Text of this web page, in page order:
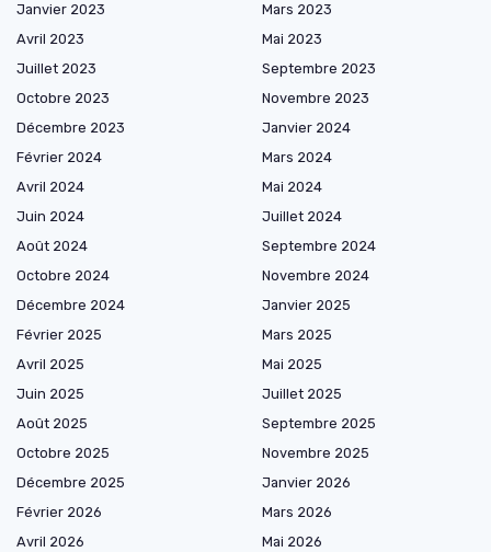
Janvier 2023
Mars 2023
Avril 2023
Mai 2023
Juillet 2023
Septembre 2023
Octobre 2023
Novembre 2023
Décembre 2023
Janvier 2024
Février 2024
Mars 2024
Avril 2024
Mai 2024
Juin 2024
Juillet 2024
Août 2024
Septembre 2024
Octobre 2024
Novembre 2024
Décembre 2024
Janvier 2025
Février 2025
Mars 2025
Avril 2025
Mai 2025
Juin 2025
Juillet 2025
Août 2025
Septembre 2025
Octobre 2025
Novembre 2025
Décembre 2025
Janvier 2026
Février 2026
Mars 2026
Avril 2026
Mai 2026